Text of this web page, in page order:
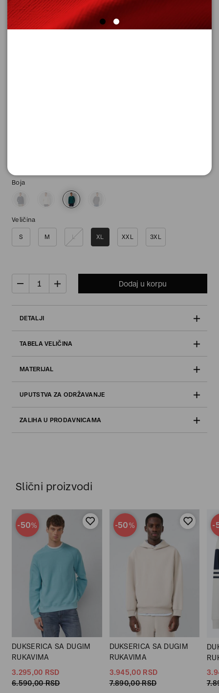
Boja
Veličina
S M L XL XXL 3XL
Dodaj u korpu
DETALJI
TABELA VELIČINA
MATERIJAL
UPUTSTVA ZA ODRŽAVANJE
ZALIHA U PRODAVNICAMA
Slični proizvodi
-50%
DUKSERICA SA DUGIM
RUKAVIMA
3.295,00 RSD
6.590,00 RSD
-50%
DUKSERICA SA DUGIM
RUKAVIMA
3.945,00 RSD
7.890,00 RSD
-